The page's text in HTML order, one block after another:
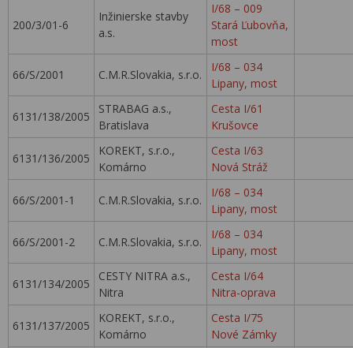
200/3/01-6
Inžinierske stavby
a.s.
I/68 – 009
Stará Ľubovňa,
most
66/S/2001 C.M.R.Slovakia, s.r.o.
I/68 – 034
Lipany, most
6131/138/2005
STRABAG a.s.,
Bratislava
Cesta I/61
Krušovce
6131/136/2005
KOREKT, s.r.o.,
Komárno
Cesta I/63
Nová Stráž
66/S/2001-1 C.M.R.Slovakia, s.r.o.
I/68 – 034
Lipany, most
66/S/2001-2 C.M.R.Slovakia, s.r.o.
I/68 – 034
Lipany, most
6131/134/2005
CESTY NITRA a.s.,
Nitra
Cesta I/64
Nitra-oprava
6131/137/2005
KOREKT, s.r.o.,
Komárno
Cesta I/75
Nové Zámky